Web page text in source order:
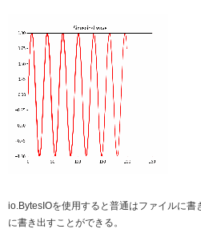
io.BytesIOを使用すると普通はファイルに
に書き出すことができる。